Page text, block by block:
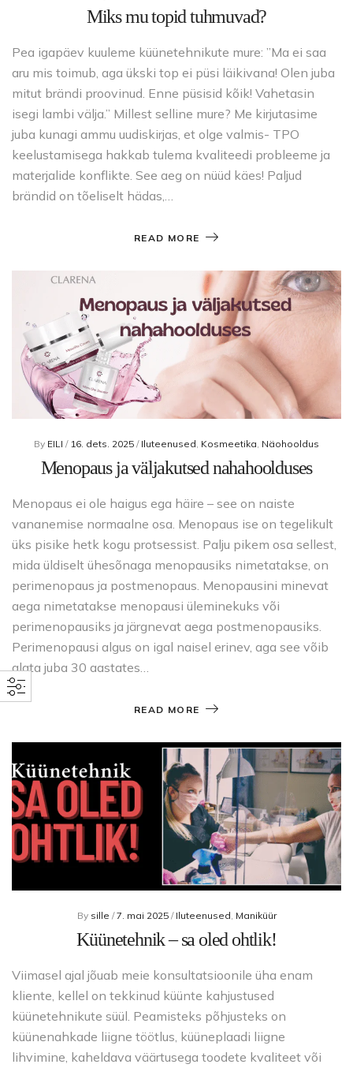
Miks mu topid tuhmuvad?
Pea igapäev kuuleme küünetehnikute mure: ”Ma ei saa
aru mis toimub, aga ükski top ei püsi läikivana! Olen juba
mitut brändi proovinud. Enne püsisid kõik! Vahetasin
isegi lambi välja.” Millest selline mure? Me kirjutasime
juba kunagi ammu uudiskirjas, et olge valmis- TPO
keelustamisega hakkab tulema kvaliteedi probleeme ja
materjalide konflikte. See aeg on nüüd käes! Paljud
brändid on tõeliselt hädas,…
READ MORE
By EILI / 16. dets. 2025 / Iluteenused, Kosmeetika, Näohooldus
Menopaus ja väljakutsed nahahoolduses
Menopaus ei ole haigus ega häire – see on naiste
vananemise normaalne osa. Menopaus ise on tegelikult
üks pisike hetk kogu protsessist. Palju pikem osa sellest,
mida üldiselt ühesõnaga menopausiks nimetatakse, on
perimenopaus ja postmenopaus. Menopausini minevat
aega nimetatakse menopausi üleminekuks või
perimenopausiks ja järgnevat aega postmenopausiks.
Perimenopausi algus on igal naisel erinev, aga see võib
alata juba 30 aastates…
READ MORE
By sille /7. mai 2025/ Iluteenused, Maniküür
Küünetehnik – sa oled ohtlik!
Viimasel ajal jõuab meie konsultatsioonile üha enam
kliente, kellel on tekkinud küünte kahjustused
küünetehnikute süül. Peamisteks põhjusteks on
küünenahkade liigne töötlus, küüneplaadi liigne
lihvimine, kaheldava väärtusega toodete kvaliteet või